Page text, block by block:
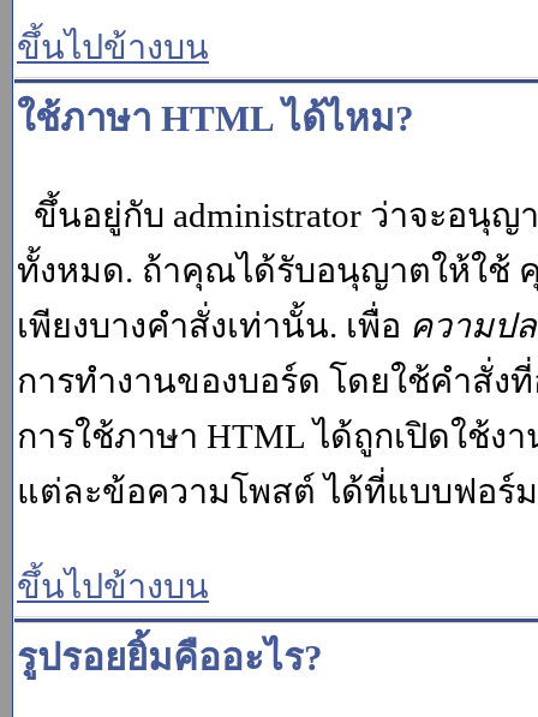
ขึ้นไปข้างบน
ใช้ภาษา HTML ได้ไหม?
ขึ้นอยู่กับ administrator ว่าจะอนุ
ทั้งหมด. ถ้าคุณได้รับอนุญาตให้ใช้
เพียงบางคำสั่งเท่านั้น. เพื่อ ความป
การทำงานของบอร์ด โดยใช้คำสั่ง
การใช้ภาษา HTML ได้ถูกเปิดใช้
แต่ละข้อความโพสต์ ได้ที่แบบฟอร์
ขึ้นไปข้างบน
รูปรอยยิ้มคืออะไร?